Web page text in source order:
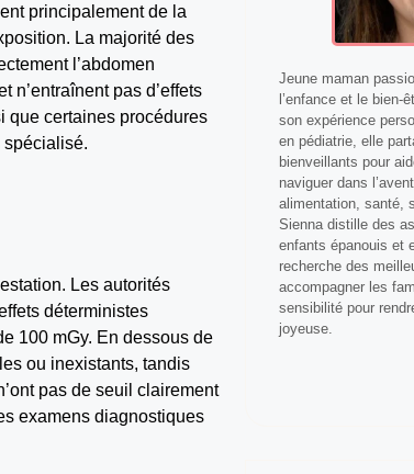
principalement de la
La majorité des
l’abdomen
n’entraînent pas d’effets
que certaines procédures
spécialisé.
Les autorités
déterministes
100 mGy. En dessous de
ou inexistants, tandis
pas de seuil clairement
examens diagnostiques
Jeune maman
l’enfance et le bien-
son expérience
en pédiatrie, elle
bienveillants pour
naviguer dans
alimentation, santé,
Sienna distille des
enfants épanouis et
recherche des
accompagner les
sensibilité pour
joyeuse.